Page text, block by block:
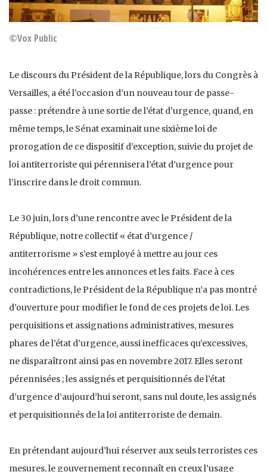
©Vox Public
Le discours du Président de la République, lors du Congrès à
Versailles, a été l’occasion d’un nouveau tour de passe-
passe : prétendre à une sortie de l’état d’urgence, quand, en
même temps, le Sénat examinait une sixième loi de
prorogation de ce dispositif d’exception, suivie du projet de
loi antiterroriste qui pérennisera l’état d’urgence pour
l’inscrire dans le droit commun.
Le 30 juin, lors d’une rencontre avec le Président de la
République, notre collectif « état d’urgence /
antiterrorisme » s’est employé à mettre au jour ces
incohérences entre les annonces et les faits. Face à ces
contradictions, le Président de la République n’a pas montré
d’ouverture pour modifier le fond de ces projets de loi. Les
perquisitions et assignations administratives, mesures
phares de l’état d’urgence, aussi inefficaces qu’excessives,
ne disparaîtront ainsi pas en novembre 2017. Elles seront
pérennisées ; les assignés et perquisitionnés de l’état
d’urgence d’aujourd’hui seront, sans nul doute, les assignés
et perquisitionnés de la loi antiterroriste de demain.
En prétendant aujourd’hui réserver aux seuls terroristes ces
mesures, le gouvernement reconnaît en creux l’usage